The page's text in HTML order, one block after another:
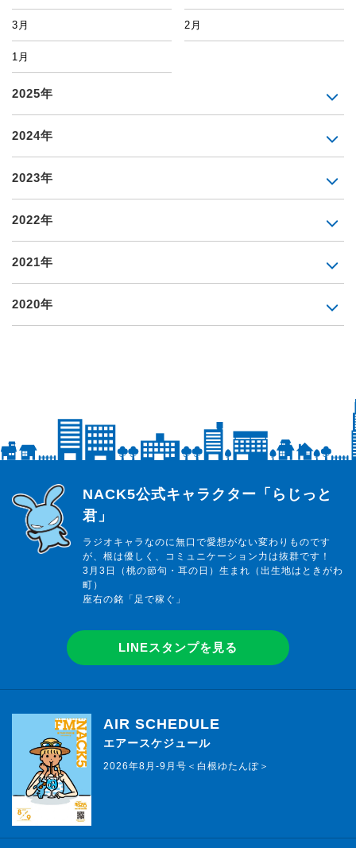
3月 2月
1月
2025年
2024年
2023年
2022年
2021年
2020年
らじっと君
NACK5公式キャラクター「らじっと
君」
ラジオキャラなのに無口で愛想がない変わりものです
が、根は優しく、コミュニケーション力は抜群です！
3月3日（桃の節句・耳の日）生まれ（出生地はときがわ
町）
座右の銘「足で稼ぐ」
LINEスタンプを見る
AIR SCHEDULE
エアースケジュール
2026年8月-9月号＜白根ゆたんぽ＞